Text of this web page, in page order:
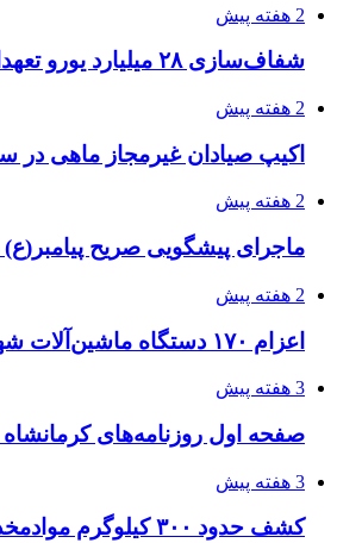
2 هفته پیش
شفاف‌سازی ۲۸ میلیارد یورو تعهدات ارزی
2 هفته پیش
اکیپ صیادان غیرمجاز ماهی در
2 هفته پیش
ماجرای پیشگویی صریح پیامبر(ع)
2 هفته پیش
اعزام ۱۷۰ دستگاه ماشین‌آلات شهرداری تهران برای مراسم اربعین
3 هفته پیش
صفحه اول روزنامه‌های
3 هفته پیش
کشف حدود ۳۰۰ کیلوگرم موادمخدر و ۶ قبضه سلاح در سیستان و بلوچستان